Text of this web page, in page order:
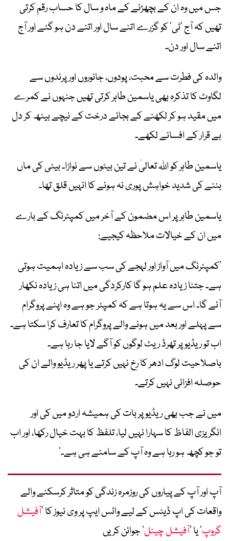
جس میں وہ ان کے بچھڑنے کے ماہ و سال کا حساب رقم کرتی
تھیں کہ آج ‘ٹی’ کو گزرے اتنے سال اور اتنے دن ہو گئے اور آج
اتنے سال اور دن۔
‎والدہ کی فطرت سے محبت، پودوں، جانوروں اور پرندوں سے
لگاوٹ کا تذکرہ بھی یاسمین طاہر کرتی تھیں جنہوں نے کمرے
میں مقید ہو کر لکھنے کے بجائے درخت کے ‎نیچے بیٹھ کر دل
بے قرار کے افسانے لکھے۔
یاسمین طاہر کو اللہ تعالیٰ نے تین بیٹوں سے نوازا۔ بیٹی کی ماں
بننے کی شدید خواہش پوری نہ ہونے کا انہیں قلق تھا۔
یاسمین طاہر پر اس مضمون کے آخر میں کمپئرنگ کے بارے
میں ان کے خیالات ملاحظہ کیجیے:
’کمپئرنگ میں آواز اور لہجے کی سب سے زیادہ اہمیت ہوتی
ہے۔ جتنا زیادہ علم ہو گا کارکردگی میں اتنا ہی زیادہ نکھار
آئے گا۔ اس سے یہ ہوتا ہے کہ کمپئر جو ہے وہ اپنے پروگرام
سے پہلے اور بعد میں ہونے والے پروگرام کا تعارف کرا سکتا ہے۔
اب تو ریڈیو پر تھرڈ ریٹ لوگوں کو آگے لایا جا رہا ہے۔
باصلاحیت لوگ ادھر کا رخ نہیں کرتے یا پھر ریڈیو والے ان کی
حوصلہ افزائی نہیں کرتے۔
‎میں نے جب بھی ریڈیو پر بات کی ہمیشہ اردو میں کی اور
انگریزی الفاظ کا سہارا نہیں لیا، تلفظ کا بہت خیال رکھا، اور اب
تو جو کچھ ہو رہا ہے وہ آپ کے سامنے ہی ہے۔‘
آپ اور آپ کے پیاروں کی روزمرہ زندگی کو متاثر کرسکنے والے
واقعات کی اپ ڈیٹس کے لیے واٹس ایپ پر وی نیوز کا ’آفیشل
گروپ‘ یا ’آفیشل چینل‘ جوائن کریں